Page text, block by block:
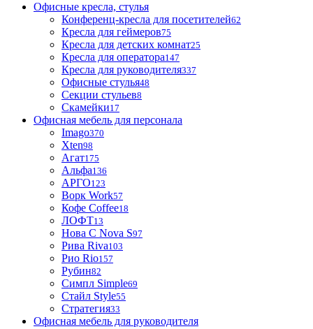
Офисные кресла, стулья
Конференц-кресла для посетителей62
Кресла для геймеров75
Кресла для детских комнат25
Кресла для оператора147
Кресла для руководителя337
Офисные стулья48
Секции стульев8
Скамейки17
Офисная мебель для персонала
Imago370
Xten98
Агат175
Альфа136
АРГО123
Ворк Work57
Кофе Coffee18
ЛОФТ13
Нова С Nova S97
Рива Riva103
Рио Rio157
Рубин82
Симпл Simple69
Стайл Style55
Стратегия33
Офисная мебель для руководителя